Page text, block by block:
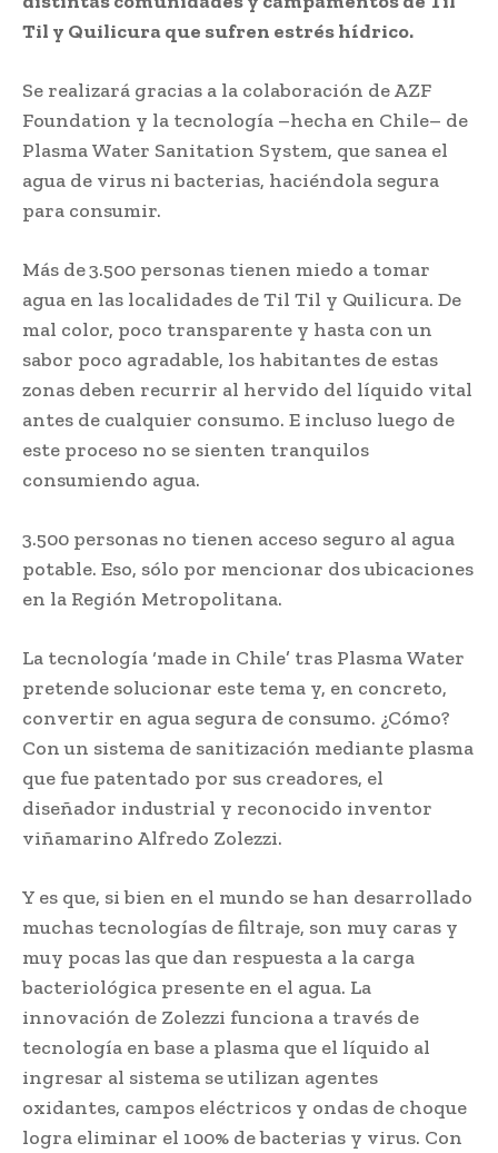
Til y Quilicura que sufren estrés hídrico.
Se realizará gracias a la colaboración de AZF
Foundation y la tecnología –hecha en Chile– de
Plasma Water Sanitation System, que sanea el
agua de virus ni bacterias, haciéndola segura
para consumir.
Más de3.500 personas tienen miedo a tomar
agua en las localidades de Til Til y Quilicura. De
mal color, poco transparente y hasta con un
sabor poco agradable, los habitantes de estas
zonas deben recurrir al hervido del líquido vital
antes de cualquier consumo. E incluso luego de
este proceso no se sienten tranquilos
consumiendo agua.
3.500 personas no tienen acceso seguro al agua
potable. Eso, sólo por mencionar dos ubicaciones
en la Región Metropolitana.
La tecnología ‘made in Chile’ tras Plasma Water
pretende solucionar este tema y, en concreto,
convertir en agua segura de consumo. ¿Cómo?
Con un sistema de sanitización mediante plasma
que fue patentado por sus creadores, el
diseñador industrial y reconocido inventor
viñamarino Alfredo Zolezzi.
Y es que, si bien en el mundo se han desarrollado
muchas tecnologías de filtraje, son muy caras y
muy pocas las que dan respuesta a la carga
bacteriológica presente en el agua. La
innovación de Zolezzi funciona a través de
tecnología en base a plasma que el líquido al
ingresar al sistema se utilizan agentes
oxidantes, campos eléctricos y ondas de choque
logra eliminar el 100% de bacterias y virus. Con